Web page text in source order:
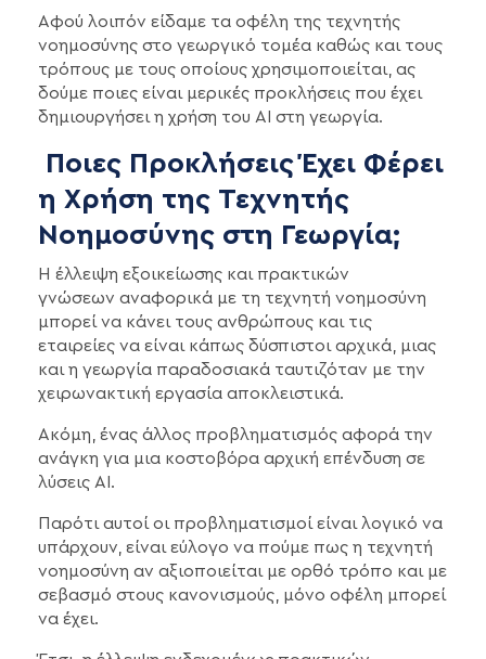
Αφού λοιπόν είδαμε τα οφέλη της τεχνητής
νοημοσύνης στο γεωργικό τομέα καθώς και τους
τρόπους με τους οποίους χρησιμοποιείται, ας
δούμε ποιες είναι μερικές προκλήσεις που έχει
δημιουργήσει η χρήση του AI στη γεωργία.
Ποιες Προκλήσεις Έχει Φέρει
η Χρήση της Τεχνητής
Νοημοσύνης στη Γεωργία;
Η έλλειψη εξοικείωσης και πρακτικών
γνώσεων αναφορικά με τη τεχνητή νοημοσύνη
μπορεί να κάνει τους ανθρώπους και τις
εταιρείες να είναι κάπως δύσπιστοι αρχικά, μιας
και η γεωργία παραδοσιακά ταυτιζόταν με την
χειρωνακτική εργασία αποκλειστικά.
Ακόμη, ένας άλλος προβληματισμός αφορά την
ανάγκη για μια κοστοβόρα αρχική επένδυση σε
λύσεις AI.
Παρότι αυτοί οι προβληματισμοί είναι λογικό να
υπάρχουν, είναι εύλογο να πούμε πως η τεχνητή
νοημοσύνη αν αξιοποιείται με ορθό τρόπο και με
σεβασμό στους κανονισμούς, μόνο οφέλη μπορεί
να έχει.